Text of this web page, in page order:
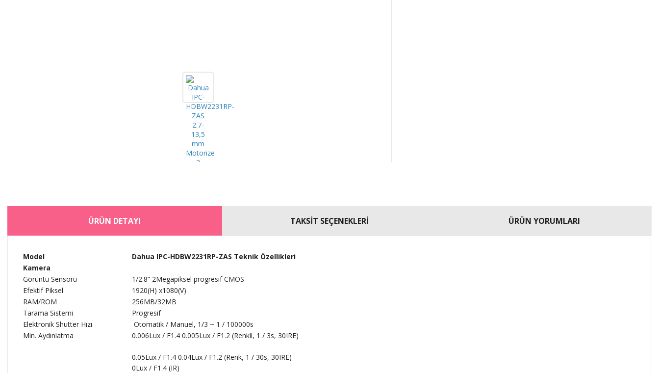
ÜRÜN DETAYI TAKSİT SEÇENEKLERİ ÜRÜN YORUMLARI
Model
Dahua IPC-HDBW2231RP-ZAS Teknik Özellikleri
Kamera
Görüntü Sensörü
1/2.8” 2Megapiksel progresif CMOS
Efektif Piksel
1920(H) x1080(V)
RAM/ROM
256MB/32MB
Tarama Sistemi
Progresif
Elektronik Shutter Hızı
Otomatik / Manuel, 1/3 ~ 1 / 100000s
Min. Aydınlatma
0.006Lux / F1.4 0.005Lux / F1.2 (Renkli, 1 / 3s, 30IRE)
0.05Lux / F1.4 0.04Lux / F1.2 (Renk, 1 / 30s, 30IRE)
0Lux / F1.4 (IR)